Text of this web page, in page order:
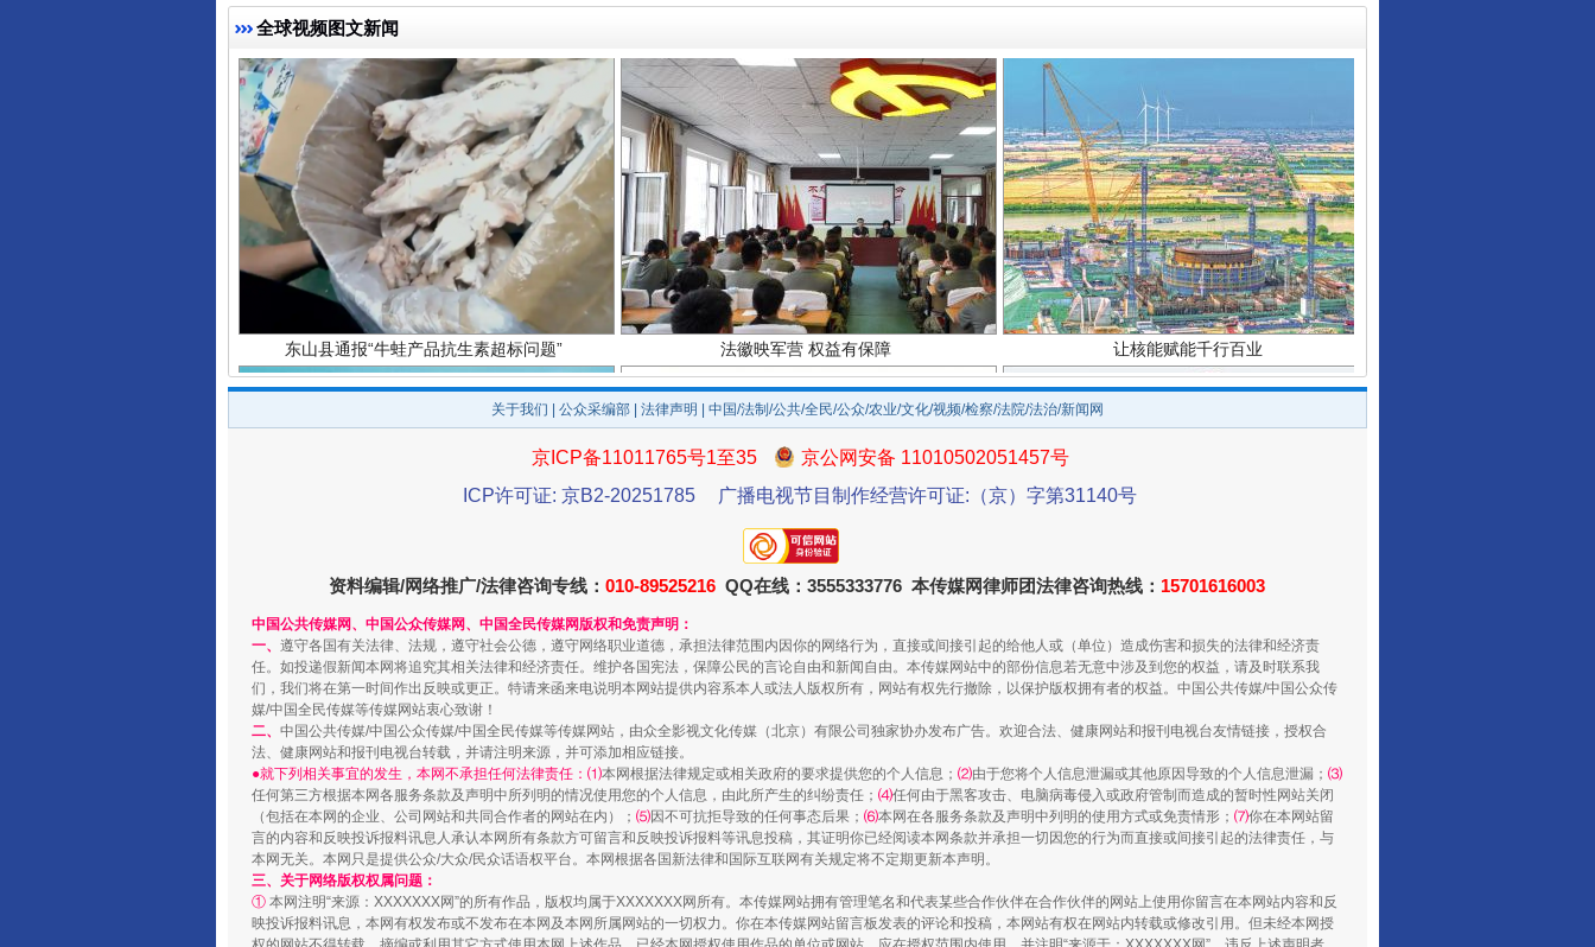
全球视频图文新闻
东山县通报“牛蛙产品抗生素超标问题” 法徽映军营 权益有保障 让核能赋能千行百业
一批国家标准开始实施
揭开“小金库”的免责幌子
关于我们 公众采编部 法律声明 | 中国/法制/公共/全民/公众/农业/文化/视频/检察/法院/法治/新闻网
京ICP备11011765号1至35
京公网安备 11010502051457号
ICP许可证: 京B2-20251785
广播电视节目制作经营许可证:（京）字第31140号
资料编辑/网络推广/法律咨询专线： 010-89525216 QQ在线：3555333776 本传媒网律师团法律咨询热线： 15701616003
中国公共传媒网、中国公众传媒网、中国全民传媒网版权和免责声明：
一、 遵守各国有关法律、法规，遵守社会公德，遵守网络职业道德，承担法律范围内因你的网络行为，直接或间接引起的给他人或（单位）造成伤害和损失的法律和经济责
任。如投递假新闻本网将追究其相关法律和经济责任。维护各国宪法，保障公民的言论自由和新闻自由。本传媒网站中的部份信息若无意中涉及到您的权益，请及时联系我
们，我们将在第一时间作出反映或更正。特请来函来电说明本网站提供内容系本人或法人版权所有，网站有权先行撤除，以保护版权拥有者的权益。中国公共传媒/中国公众传
媒/中国全民传媒等传媒网站衷心致谢！
二、 中国公共传媒/中国公众传媒/中国全民传媒等传媒网站，由众全影视文化传媒（北京）有限公司独家协办发布广告。欢迎合法、健康网站和报刊电视台友情链接，授权合
法、健康网站和报刊电视台转载，并请注明来源，并可添加相应链接。
●就下列相关事宜的发生，本网不承担任何法律责任：⑴本网根据法律规定或相关政府的要求提供您的个人信息； ⑵由于您将个人信息泄漏或其他原因导致的个人信息泄漏； ⑶
任何第三方根据本网各服务条款及声明中所列明的情况使用您的个人信息，由此所产生的纠纷责任； ⑷任何由于黑客攻击、电脑病毒侵入或政府管制而造成的暂时性网站关闭
（包括在本网的企业、公司网站和共同合作者的网站在内）； ⑸因不可抗拒导致的任何事态后果； ⑹本网在各服务条款及声明中列明的使用方式或免责情形； ⑺你在本网站留
言的内容和反映投诉报料讯息人承认本网所有条款方可留言和反映投诉报料等讯息投稿，其证明你已经阅读本网条款并承担一切因您的行为而直接或间接引起的法律责任，与
本网无关。本网只是提供公众/大众/民众话语权平台。本网根据各国新法律和国际互联网有关规定将不定期更新本声明。
三、关于网络版权权属问题：
① 本网注明“来源：XXXXXXX网”的所有作品，版权均属于XXXXXXX网所有。本传媒网站拥有管理笔名和代表某些合作伙伴在合作伙伴的网站上使用你留言在本网站内容和反
映投诉报料讯息，本网有权发布或不发布在本网及本网所属网站的一切权力。你在本传媒网站留言板发表的评论和投稿，本网站有权在网站内转载或修改引用。但未经本网授